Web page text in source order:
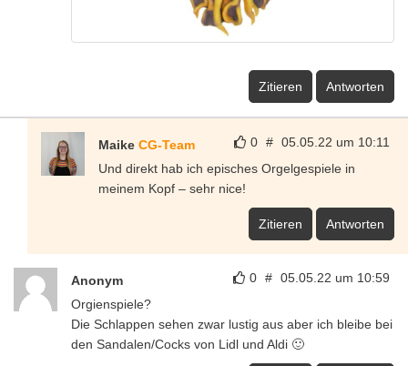
Zitieren Antworten
0 # 05.05.22 um 10:11
Maike CG-Team
Und direkt hab ich episches Orgelgespiele in
meinem Kopf – sehr nice!
Zitieren Antworten
0 # 05.05.22 um 10:59
Anonym
Orgienspiele?
Die Schlappen sehen zwar lustig aus aber ich bleibe bei
den Sandalen/Cocks von Lidl und Aldi 🙂